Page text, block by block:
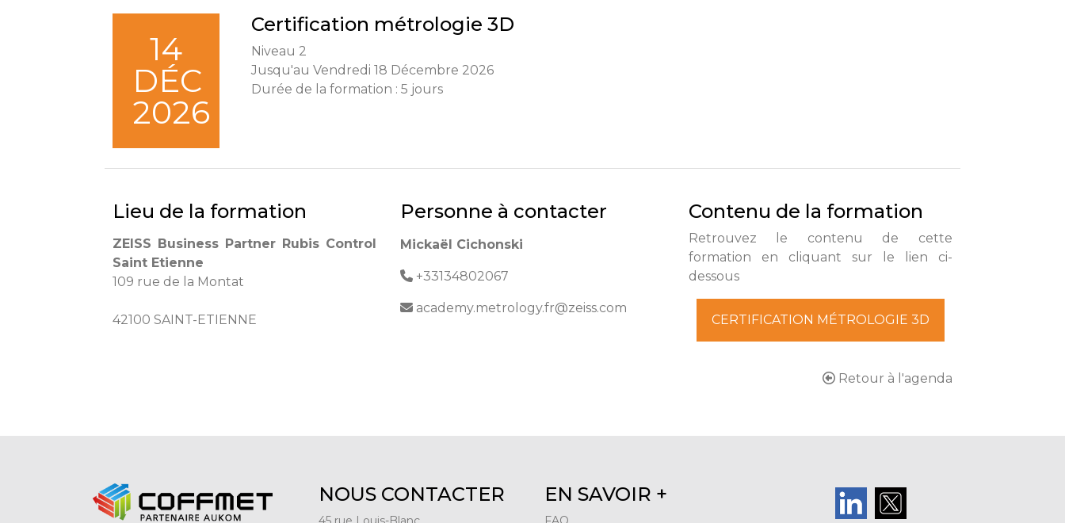
14
DÉC
2026
Certification métrologie 3D
Niveau 2
Jusqu'au Vendredi 18 Décembre 2026
Durée de la formation : 5 jours
Lieu de la formation
ZEISS Business Partner Rubis Control
Saint Etienne
109 rue de la Montat
42100 SAINT-ETIENNE
Personne à contacter
Mickaël Cichonski
+33134802067
academy.metrology.fr@zeiss.com
Contenu de la formation
Retrouvez le contenu de cette
formation en cliquant sur le lien ci-
dessous
CERTIFICATION MÉTROLOGIE 3D
Retour à l'agenda
NOUS CONTACTER EN SAVOIR +